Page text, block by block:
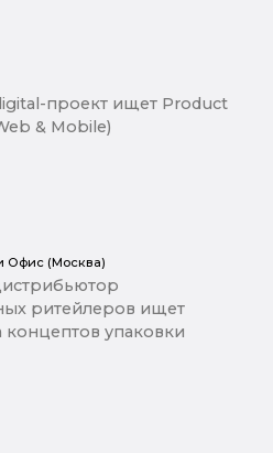
проект ищет Product
& Mobile)
Офис (Москва)
ритейлеров ищет
концептов упаковки